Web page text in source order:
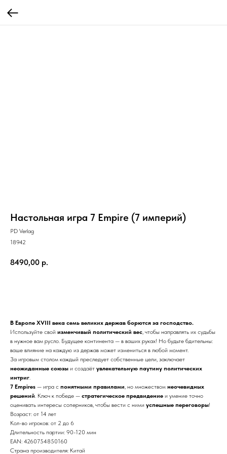
Настольная игра 7 Empire (7 империй)
PD Verlag
18942
8490,00 р.
В Европе XVIII века семь великих держав борются за господство.
Используйте свой изменчивый политический вес, чтобы направлять их судьбы
в нужное вам русло. Будущее континента — в ваших руках! Но будьте бдительны:
ваше влияние на каждую из держав может измениться в любой момент.
За игровым столом каждый преследует собственные цели, заключает
неожиданные союзы и создаёт увлекательную паутину политических
интриг.
7 Empires — игра с понятными правилами, но множеством неочевидных
решений. Ключ к победе — стратегическое предвидение и умение точно
оценивать интересы соперников, чтобы вести с ними успешные переговоры!
Возраст: от 14 лет
Кол-во игроков: от 2 до 6
Длительность партии: 90-120 мин
EAN: 4260754850160
Страна производителя: Китай